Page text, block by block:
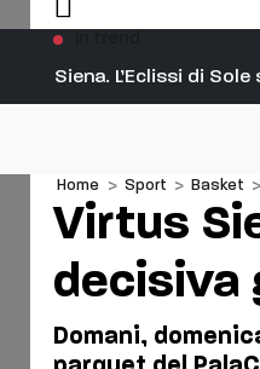
Siena. L’Eclissi di
Home > Sport > Basket >
Virtus
decisiva
Domani,